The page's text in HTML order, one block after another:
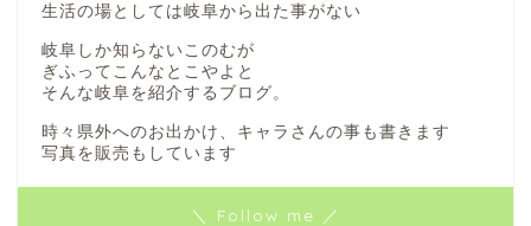
生活の場としては岐阜から出た事がない
岐阜しか知らないこのむが
ぎふってこんなとこやよと
そんな岐阜を紹介するブログ。
時々県外へのお出かけ、キャラさんの事も書きます
写真を販売もしています
＼ Follow me ／